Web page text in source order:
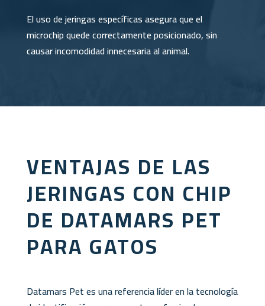
El uso de jeringas específicas asegura que el
microchip quede correctamente posicionado, sin
causar incomodidad innecesaria al animal.
VENTAJAS DE LAS
JERINGAS CON CHIP
DE DATAMARS PET
PARA GATOS
Datamars Pet es una referencia líder en la tecnología